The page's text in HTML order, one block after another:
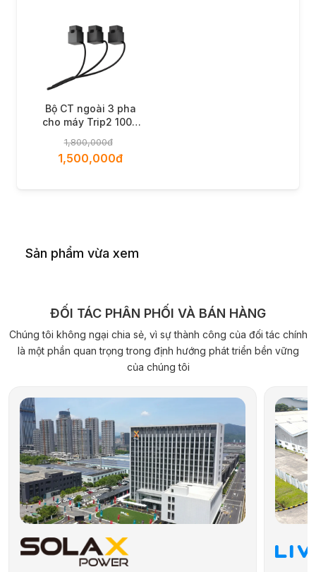
Bộ CT ngoài 3 pha
cho máy Trip2 100A
100A/100mA)
1,800,000đ
1,500,000đ
Sản phẩm vừa xem
ĐỐI TÁC PHÂN PHỐI VÀ BÁN HÀNG
Chúng tôi không ngại chia sẻ, vì sự thành công của đối tác chính
là một phần quan trọng trong định hướng phát triển bền vững
của chúng tôi